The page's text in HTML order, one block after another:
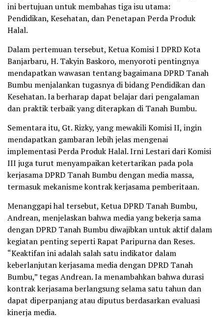
ini bertujuan untuk membahas tiga isu utama:
Pendidikan, Kesehatan, dan Penetapan Perda Produk
Halal.
Dalam pertemuan tersebut, Ketua Komisi I DPRD Kota
Banjarbaru, H. Takyin Baskoro, menyoroti pentingnya
mendapatkan wawasan tentang bagaimana DPRD Tanah
Bumbu menjalankan tugasnya di bidang Pendidikan dan
Kesehatan. Ia berharap dapat belajar dari pengalaman
dan praktik terbaik yang diterapkan di Tanah Bumbu.
Sementara itu, Gt. Rizky, yang mewakili Komisi II, ingin
mendapatkan gambaran lebih jelas mengenai
implementasi Perda Produk Halal. Irni Lestari dari Komisi
III juga turut menyampaikan ketertarikan pada pola
kerjasama DPRD Tanah Bumbu dengan media massa,
termasuk mekanisme kontrak kerjasama pemberitaan.
Menanggapi hal tersebut, Ketua DPRD Tanah Bumbu,
Andrean, menjelaskan bahwa media yang bekerja sama
dengan DPRD Tanah Bumbu diwajibkan untuk aktif dalam
kegiatan penting seperti Rapat Paripurna dan Reses.
“Keaktifan ini adalah salah satu indikator dalam
keberlanjutan kerjasama media dengan DPRD Tanah
Bumbu,” tegas Andrean. Ia menambahkan bahwa durasi
kontrak kerjasama berlangsung selama satu tahun dan
dapat diperpanjang atau diputus berdasarkan evaluasi
kinerja media.